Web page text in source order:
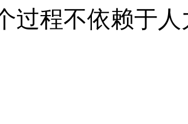
过程不依赖于